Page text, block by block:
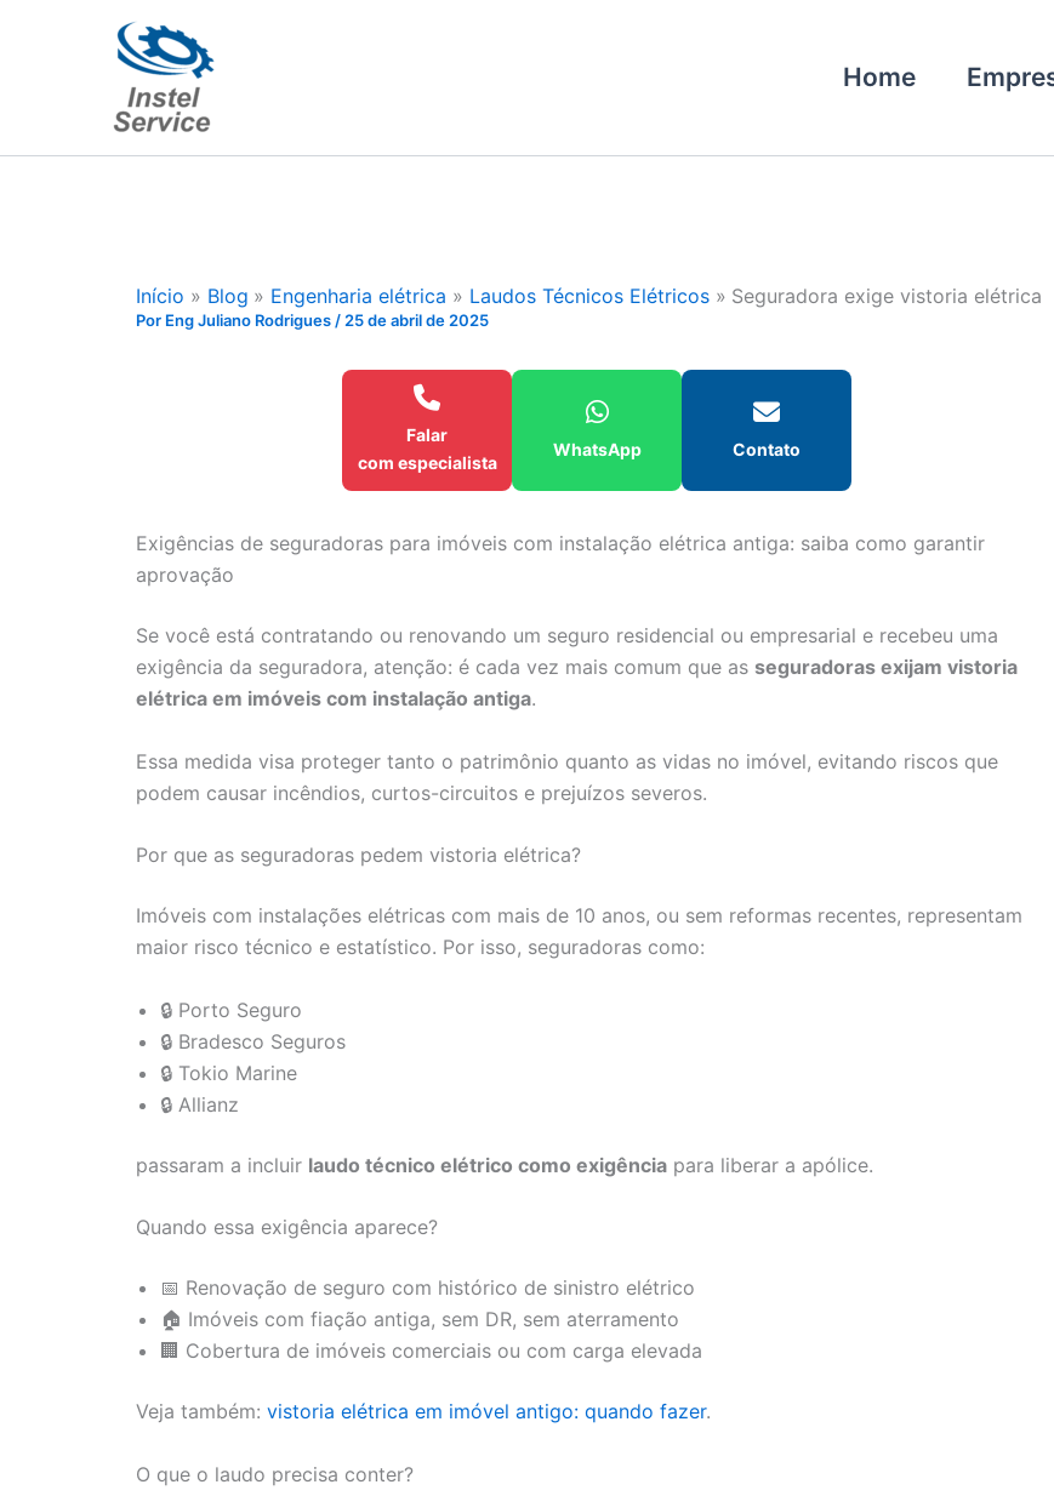
Home
Início Blog Engenharia elétrica Laudos Técnicos Elétricos Seguradora exige vistoria elétrica
Por Eng Juliano Rodrigues / 25 de abril de 2025
Falar
com especialista
WhatsApp Contato
Exigências de seguradoras para imóveis com instalação elétrica antiga: saiba como garantir
aprovação
Se você está contratando ou renovando um seguro residencial ou empresarial e recebeu uma
exigência da seguradora, atenção: é cada vez mais comum que as seguradoras exijam vistoria
elétrica em imóveis com instalação antiga.
Essa medida visa proteger tanto o patrimônio quanto as vidas no imóvel, evitando riscos que
podem causar incêndios, curtos-circuitos e prejuízos severos.
Por que as seguradoras pedem vistoria elétrica?
Imóveis com instalações elétricas com mais de 10 anos, ou sem reformas recentes, representam
maior risco técnico e estatístico. Por isso, seguradoras como:
🔒 Porto Seguro
🔒 Bradesco Seguros
🔒 Tokio Marine
🔒 Allianz
passaram a incluir laudo técnico elétrico como exigência para liberar a apólice.
Quando essa exigência aparece?
📅 Renovação de seguro com histórico de sinistro elétrico
🏠 Imóveis com fiação antiga, sem DR, sem aterramento
🏢 Cobertura de imóveis comerciais ou com carga elevada
Veja também: vistoria elétrica em imóvel antigo: quando fazer.
O que o laudo precisa conter?